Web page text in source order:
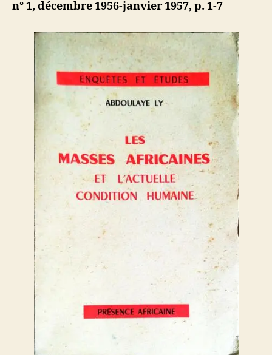
n° 1, décembre 1956-janvier 1957, p. 1-7